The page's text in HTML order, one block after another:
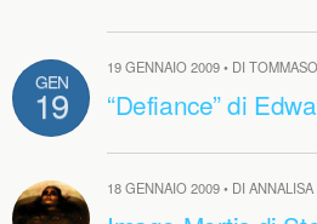
GEN
19
19 GENNAIO 2009 • DI
“Defiance” di
18 GENNAIO 2009 • DI